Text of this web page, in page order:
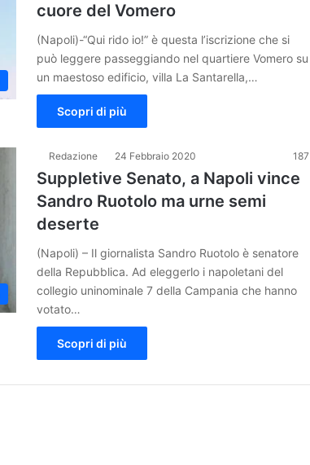
cuore del Vomero
(Napoli)-“Qui rido io!” è questa l’iscrizione che si
può leggere passeggiando nel quartiere Vomero su
un maestoso edificio, villa La Santarella,…
Scopri di più
Redazione 24 Febbraio 2020 187
Suppletive Senato, a Napoli vince
Sandro Ruotolo ma urne semi
deserte
(Napoli) – Il giornalista Sandro Ruotolo è senatore
della Repubblica. Ad eleggerlo i napoletani del
collegio uninominale 7 della Campania che hanno
votato…
Scopri di più